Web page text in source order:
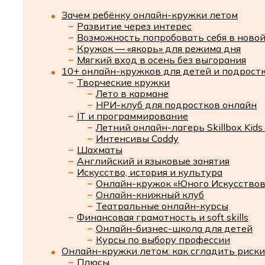
Зачем ребёнку онлайн-кружки летом
Развитие через интерес
Возможность попробовать себя в
Кружок — «якорь» для режима дня
Мягкий вход в осень без выгорания
10+ онлайн-кружков для детей и
Творческие кружки
Лето в кармане
НРИ-клуб для подростков онлайн
IT и программирование
Летний онлайн-лагерь Skillbox Kids
Интенсивы Coddy
Шахматы
Английский и языковые занятия
Искусство, история и культура
Онлайн-кружок «Юного
Онлайн-книжный клуб
Театральные онлайн-курсы
Финансовая грамотность и soft skills
Онлайн-бизнес-школа для детей
Курсы по выбору профессии
Онлайн-кружки летом: как сгладить риски
Плюсы